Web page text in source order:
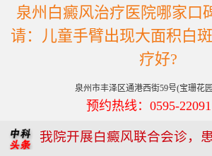
泉州白癜风治疗医院哪家口
请：儿童手臂出现大面积白
疗好?
泉州市丰泽区通港西街59号(宝珊花
预约热线：0595-
我院开展白癜风联合会诊，